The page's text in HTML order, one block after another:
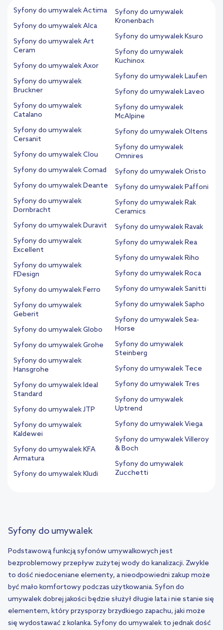
Syfony do umywalek Actima
Syfony do umywalek Alca
Syfony do umywalek Art
Ceram
Syfony do umywalek Axor
Syfony do umywalek
Bruckner
Syfony do umywalek
Catalano
Syfony do umywalek
Cersanit
Syfony do umywalek Clou
Syfony do umywalek Comad
Syfony do umywalek Deante
Syfony do umywalek
Dornbracht
Syfony do umywalek Duravit
Syfony do umywalek
Excellent
Syfony do umywalek
FDesign
Syfony do umywalek Ferro
Syfony do umywalek
Geberit
Syfony do umywalek Globo
Syfony do umywalek Grohe
Syfony do umywalek
Hansgrohe
Syfony do umywalek Ideal
Standard
Syfony do umywalek JTP
Syfony do umywalek
Kaldewei
Syfony do umywalek KFA
Armatura
Syfony do umywalek Kludi
Syfony do umywalek
Kronenbach
Syfony do umywalek Ksuro
Syfony do umywalek
Kuchinox
Syfony do umywalek Laufen
Syfony do umywalek Laveo
Syfony do umywalek
McAlpine
Syfony do umywalek Oltens
Syfony do umywalek
Omnires
Syfony do umywalek Oristo
Syfony do umywalek Paffoni
Syfony do umywalek Rak
Ceramics
Syfony do umywalek Ravak
Syfony do umywalek Rea
Syfony do umywalek Riho
Syfony do umywalek Roca
Syfony do umywalek Sanitti
Syfony do umywalek Sapho
Syfony do umywalek Sea-
Horse
Syfony do umywalek
Steinberg
Syfony do umywalek Tece
Syfony do umywalek Tres
Syfony do umywalek
Uptrend
Syfony do umywalek Viega
Syfony do umywalek Villeroy
& Boch
Syfony do umywalek
Zucchetti
Syfony do umywalek
Podstawową funkcją syfonów umywalkowych jest
bezproblemowy przepływ zużytej wody do kanalizacji. Zwykle
to dość niedoceniane elementy, a nieodpowiedni zakup może
być mało komfortowy podczas użytkowania. Syfon do
umywalek dobrej jakości będzie służył długie lata i nie stanie się
elementem, który przysporzy brzydkiego zapachu, jaki może
się wydostawać z kolanka. Syfony do umywalek to jednak dość